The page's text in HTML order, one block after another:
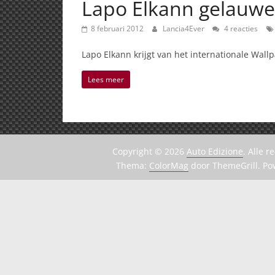
Lapo Elkann
8 februari 2012 Lancia4Ever 4 reacties
Lapo Elkann krijgt van het internationale
Lees meer
Copyright © 2026 Auto Edizione. Alle
Thema: ColorMag door ThemeGrill.